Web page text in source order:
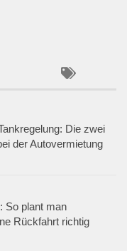
Die zwei
der Autovermietung
So plant man
Rückfahrt richtig